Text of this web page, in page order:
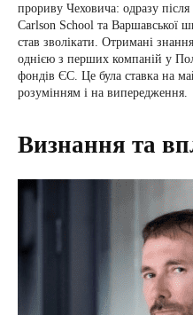
прориву Чеховича: одразу
Carlson School та Варшавської
став зволікати. Отримані
однією з перших компаній у
фондів ЄС. Це була ставка на
розумінням і на випередження.
Визнання та